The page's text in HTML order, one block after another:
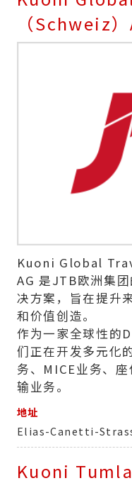
（Schweiz
Kuoni Global
AG 是JTB欧洲集
决方案，旨在提升
和价值创造。
作为一家全球性的
们正在开发多元化
务、MICE业务、
输业务。
地址
Elias-Canetti-
Kuoni